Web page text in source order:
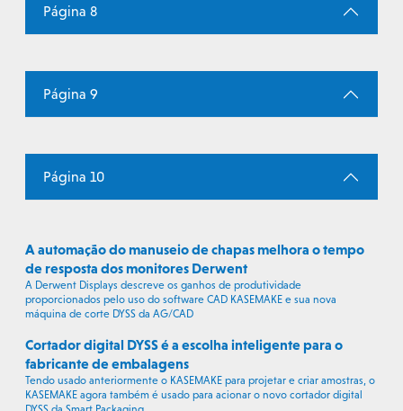
Página 8
Página 9
Página 10
A automação do manuseio de chapas melhora o tempo
de resposta dos monitores Derwent
A Derwent Displays descreve os ganhos de produtividade
proporcionados pelo uso do software CAD KASEMAKE e sua nova
máquina de corte DYSS da AG/CAD
Cortador digital DYSS é a escolha inteligente para o
fabricante de embalagens
Tendo usado anteriormente o KASEMAKE para projetar e criar amostras, o
KASEMAKE agora também é usado para acionar o novo cortador digital